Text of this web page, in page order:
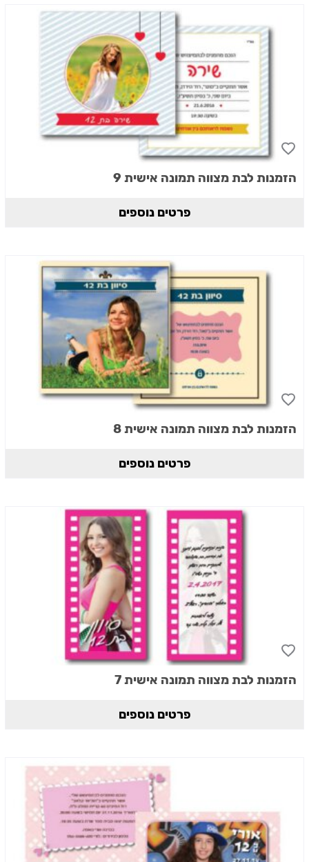
הזמנות לבת מצווה תמונה אישית 9
פרטים נוספים
הזמנות לבת מצווה תמונה אישית 8
פרטים נוספים
הזמנות לבת מצווה תמונה אישית 7
פרטים נוספים